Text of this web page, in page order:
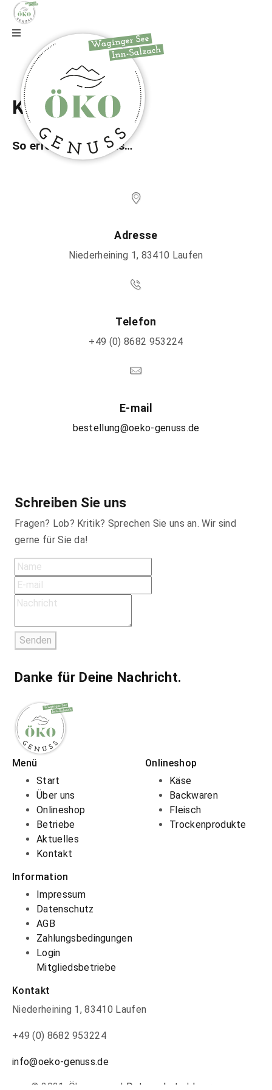
Zur Webseite
Kontakt
So erreichen Sie uns…
Adresse
Niederheining 1, 83410 Laufen
Telefon
+49 (0) 8682 953224
E-mail
bestellung@oeko-genuss.de
Schreiben Sie uns
Fragen? Lob? Kritik? Sprechen Sie uns an. Wir sind
gerne für Sie da!
Senden
Danke für Deine Nachricht.
Menü
Start
Über uns
Onlineshop
Betriebe
Aktuelles
Kontakt
Onlineshop
Käse
Backwaren
Fleisch
Trockenprodukte
Information
Impressum
Datenschutz
AGB
Zahlungsbedingungen
Login
Mitgliedsbetriebe
Kontakt
Niederheining 1, 83410 Laufen
+49 (0) 8682 953224
info@oeko-genuss.de
© 2021, Ökogenuss | Datenschutz | Impressum